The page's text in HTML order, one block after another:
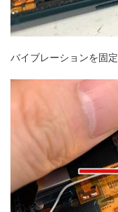
バイブレーションを固